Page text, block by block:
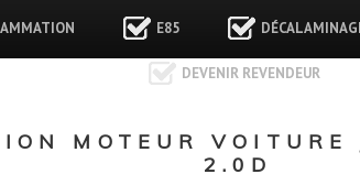
E85
DEVENIR REVENDEUR
MOTEUR
2.0D